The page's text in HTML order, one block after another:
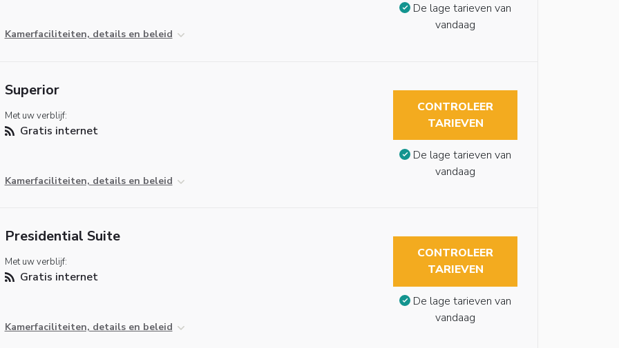
Kamerfaciliteiten, details en beleid
De lage tarieven van
vandaag
Superior
Met uw verblijf:
Gratis internet
Kamerfaciliteiten, details en beleid
CONTROLEER
TARIEVEN
De lage tarieven van
vandaag
Presidential Suite
Met uw verblijf:
Gratis internet
Kamerfaciliteiten, details en beleid
CONTROLEER
TARIEVEN
De lage tarieven van
vandaag